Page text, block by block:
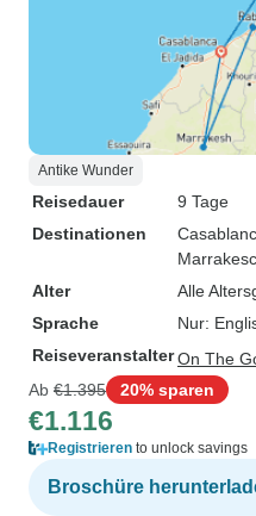
Antike Wunder
Reisedauer
9 Tage
Destinationen
Alter
Alle
Sprache
Nur:
ReiseveranstalterOn The
Ab €1.395 20% sparen
€1.116
Registrieren to unlock savings
Broschüre